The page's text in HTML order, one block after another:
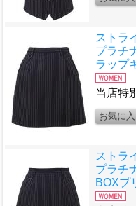
ストラ
プラチ
ラップ
当店特
ストラ
プラチ
BOXプ